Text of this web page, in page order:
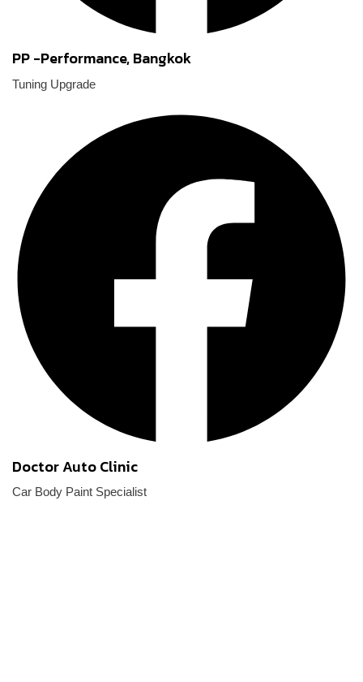
PP -Performance, Bangkok
Tuning Upgrade
Doctor Auto Clinic
Car Body Paint Specialist